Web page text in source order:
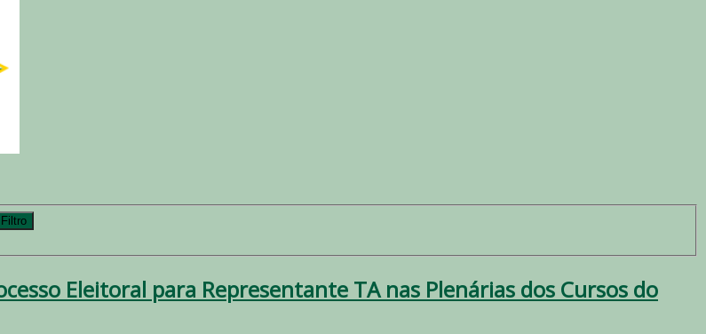
Filtro
Eleitoral para Representante TA nas Plenárias dos Cursos do